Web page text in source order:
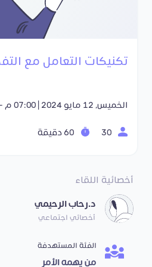
تكنيكات التعامل مع
الخميس, 12 مايو 2024 | 07:00 م - 08:00 م
أخصائية اللقاء
د.رحاب الرحيمي
أخصائي اجتماعي
الفئة المستهدفة
من يهمه الأمر